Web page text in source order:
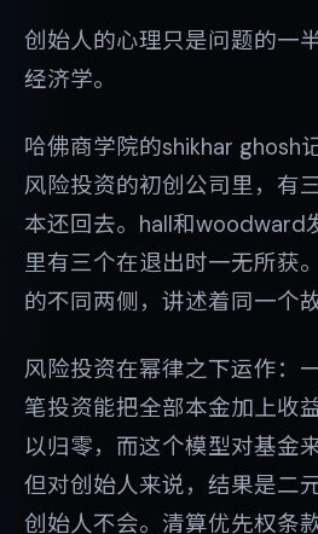
创始人的心理只是问题的一
经济学。
哈佛商学院的shikhar ghosh
风险投资的初创公司里，有
本还回去。hall和woodward
里有三个在退出时一无所获
的不同两侧，讲述着同一个故
风险投资在幂律之下运作：
笔投资能把全部本金加上收
以归零，而这个模型对基金
但对创始人来说，结果是二
创始人不会。清算优先权